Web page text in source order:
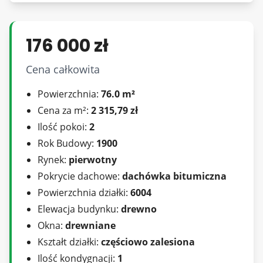
podłączenia do wodociągu znajdującego się w
działki.
dojazdowej, około 150 m od działki.
Dojazd:
Działka posiada dojazd drogą polną.
Atuty nieruchomości:
Potencjał rekreacyjny: Działka idealnie nadaje się
na stworzenie miejsca do wypoczynku, takiego
jak dom wakacyjno-weekendowy.
Istnieje możliwość postawienia nowoczesnego
176 000 zł
Cena całkowita
Powierzchnia: 76.0 m²
Cena za m²: 2 315,79 zł
Ilość pokoi: 2
Rok Budowy: 1900
Rynek: pierwotny
Pokrycie dachowe: dachówka bitumiczna
Powierzchnia działki: 6004
Elewacja budynku: drewno
Okna: drewniane
Kształt działki: częściowo zalesiona
Ilość kondygnacji: 1